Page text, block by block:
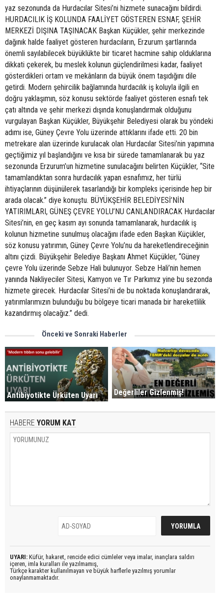
yaz sezonunda da Hurdacılar Sitesi’ni hizmete sunacağını bildirdi.
HURDACILIK İŞ KOLUNDA FAALİYET GÖSTEREN ESNAF, ŞEHİR
MERKEZİ DIŞINA TAŞINACAK Başkan Küçükler, şehir merkezinde
dağınık halde faaliyet gösteren hurdacıların, Erzurum şartlarında
önemli sayılabilecek büyüklükte bir ticaret hacmine sahip olduklarına
dikkati çekerek, bu meslek kolunun güçlendirilmesi kadar, faaliyet
gösterdikleri ortam ve mekânların da büyük önem taşıdığını dile
getirdi. Modern şehircilik bağlamında hurdacılık iş koluyla ilgili en
doğru yaklaşımın, söz konusu sektörde faaliyet gösteren esnafı tek
çatı altında ve şehir merkezi dışında konuşlandırmak olduğunu
vurgulayan Başkan Küçükler, Büyükşehir Belediyesi olarak bu yöndeki
adımı ise, Güney Çevre Yolu üzerinde attıklarını ifade etti. 20 bin
metrekare alan üzerinde kurulacak olan Hurdacılar Sitesi’nin yapımına
geçtiğimiz yıl başlandığını ve kısa bir sürede tamamlanarak bu yaz
sezonunda Erzurum’un hizmetine sunulacağını belirten Küçükler, “Site
tamamlandıktan sonra hurdacılık yapan esnafımız, her türlü
ihtiyaçlarının düşünülerek tasarlandığı bir kompleks içerisinde hep bir
arada olacak.” diye konuştu. BÜYÜKŞEHİR BELEDİYESİ’NİN
YATIRIMLARI, GÜNEŞ ÇEVRE YOLU’NU CANLANDIRACAK Hurdacılar
Sitesi’nin, en geç kasım ayı sonunda tamamlanarak, hurdacılık iş
kolunun hizmetine sunulmuş olacağını ifade eden Başkan Küçükler,
söz konusu yatırımın, Güney Çevre Yolu’nu da hareketlendireceğinin
altını çizdi. Büyükşehir Belediye Başkanı Ahmet Küçükler, “Güney
çevre Yolu üzerinde Sebze Hali bulunuyor. Sebze Hali’nin hemen
yanında Nakliyeciler Sitesi, Kamyon ve Tır Parkımız yine bu sezonda
hizmete girecek. Hurdacılar Sitesi’ni de bu noktada konuşlandırarak,
yatırımlarımızın bulunduğu bu bölgeye ticari manada bir hareketlilik
kazandırmış olacağız.” dedi.
Önceki ve Sonraki Haberler
Antibiyotikte Ürküten Uyarı Değerliler Gizlenmiş!
HABERE YORUM KAT
UYARI: Küfür, hakaret, rencide edici cümleler veya imalar, inançlara saldırı
içeren, imla kuralları ile yazılmamış,
Türkçe karakter kullanılmayan ve büyük harflerle yazılmış yorumlar
onaylanmamaktadır.